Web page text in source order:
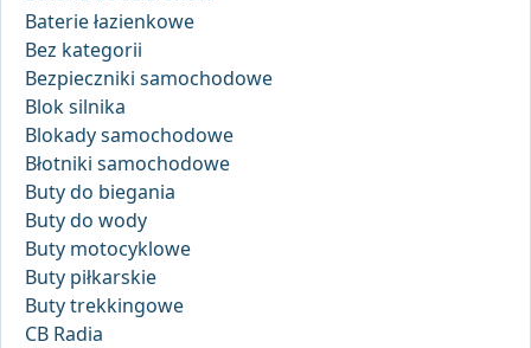
Baterie łazienkowe
Bez kategorii
Bezpieczniki samochodowe
Blok silnika
Blokady samochodowe
Błotniki samochodowe
Buty do biegania
Buty do wody
Buty motocyklowe
Buty piłkarskie
Buty trekkingowe
CB Radia